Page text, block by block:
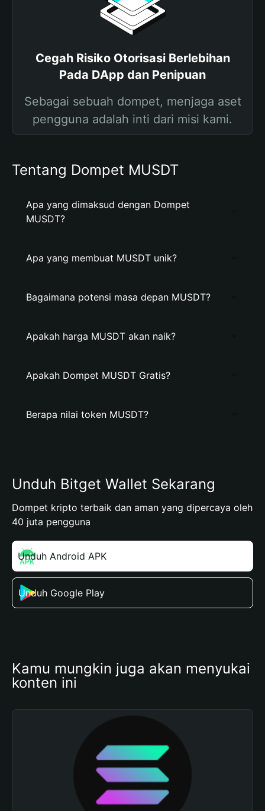
Cegah Risiko Otorisasi Berlebihan
Pada DApp dan Penipuan
Sebagai sebuah dompet, menjaga aset
pengguna adalah inti dari misi kami.
Tentang Dompet MUSDT
Apa yang dimaksud dengan Dompet
MUSDT?
Apa yang membuat MUSDT unik?
Bagaimana potensi masa depan MUSDT?
Apakah harga MUSDT akan naik?
Apakah Dompet MUSDT Gratis?
Berapa nilai token MUSDT?
Unduh Bitget Wallet Sekarang
Dompet kripto terbaik dan aman yang dipercaya oleh
40 juta pengguna
Unduh Android APK
Unduh Google Play
Kamu mungkin juga akan menyukai
konten ini